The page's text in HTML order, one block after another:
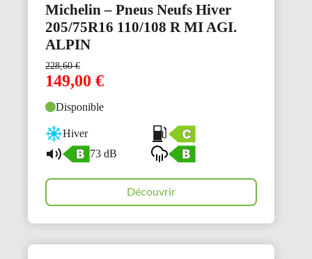
Michelin – Pneus Neufs Hiver
205/75R16 110/108 R MI AGI.
ALPIN
228,60€
149,00 €
Disponible
Hiver
73 dB
Découvrir